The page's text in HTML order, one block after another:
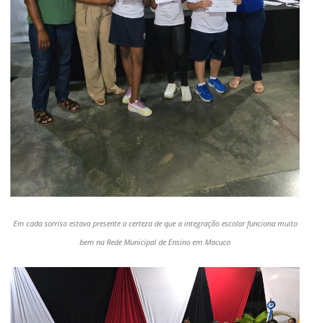
Em cada sorriso estava presente a certeza de que a integração escolar funciona muito
bem na Rede Municipal de Ensino em Macuco